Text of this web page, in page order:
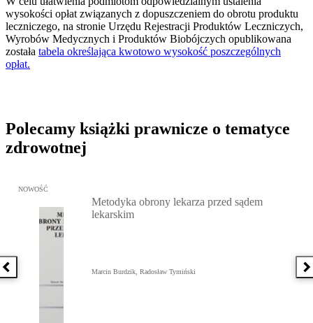
wysokości opłat związanych z dopuszczeniem do obrotu produktu
leczniczego, na stronie Urzędu Rejestracji Produktów Leczniczych,
Wyrobów Medycznych i Produktów Biobójczych opublikowana
została tabela określająca kwotowo wysokość poszczególnych
opłat.
Polecamy książki prawnicze o tematyce
zdrowotnej
Poprzednia książka
Przejdź do: Metodyka obrony lekarza przed sądem lekarskim,
NOWOŚĆ
Metodyka obrony lekarza przed sądem
lekarskim
Marcin Burdzik, Radosław Tymiński